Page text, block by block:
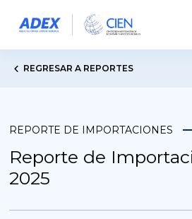
REGRESAR A REPORTES
REPORTE DE IMPORTACIONES
Reporte de
2025